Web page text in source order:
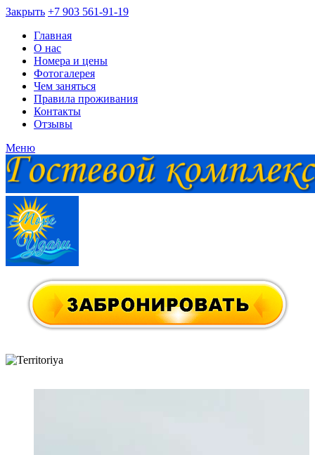
Закрыть +7 903 561-91-19
Главная
О нас
Номера и цены
Фотогалерея
Чем заняться
Правила проживания
Контакты
Отзывы
Меню